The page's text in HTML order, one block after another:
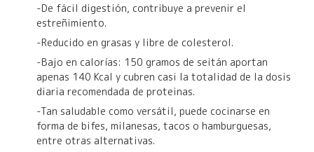
-De fácil digestión, contribuye a prevenir el
estreñimiento.
-Reducido en grasas y libre de colesterol.
-Bajo en calorías: 150 gramos de seitán aportan
apenas 140 Kcal y cubren casi la totalidad de la dosis
diaria recomendada de proteinas.
-Tan saludable como versátil, puede cocinarse en
forma de bifes, milanesas, tacos o hamburguesas,
entre otras alternativas.